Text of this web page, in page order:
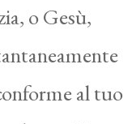
o Gesù,
al tuo